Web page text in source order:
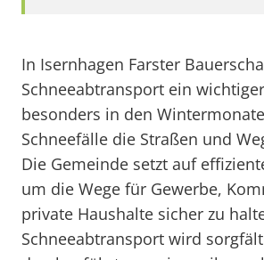
In Isernhagen Farster
Schneeabtransport ein
besonders in den
Schneefälle die Straßen und
Die Gemeinde setzt auf
um die Wege für Gewerbe,
private Haushalte sicher zu
Schneeabtransport wird